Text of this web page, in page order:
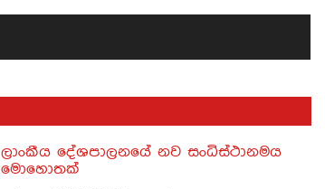
ලාංකීය දේශපාලනයේ නව සංධිස්ථානමය
මොහොතක්